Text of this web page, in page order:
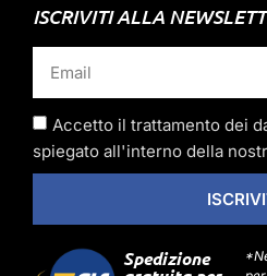
ISCRIVITI ALLA
Accetto il trattamento dei
spiegato all'interno della
Spedizione